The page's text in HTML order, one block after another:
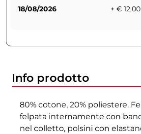
18/08/2026
+ € 12,00
Info prodotto
80% cotone, 20% poliestere.
felpata internamente con
nel colletto, polsini con